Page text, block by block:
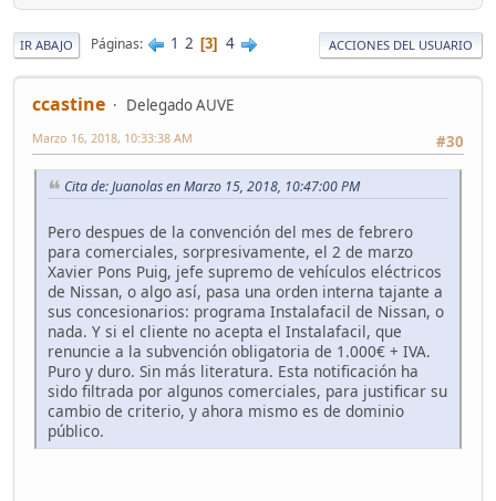
IR ABAJO Páginas 1 2 3 4 ACCIONES DEL USUARIO
ccastine
Delegado AUVE
#30
Marzo 16, 2018, 10:33:38 AM
Cita de: Juanolas en Marzo 15, 2018, 10:47:00 PM
Pero despues de la convención del mes de febrero
para comerciales, sorpresivamente, el 2 de marzo
Xavier Pons Puig, jefe supremo de vehículos eléctricos
de Nissan, o algo así, pasa una orden interna tajante a
sus concesionarios: programa Instalafacil de Nissan, o
nada. Y si el cliente no acepta el Instalafacil, que
renuncie a la subvención obligatoria de 1.000€ + IVA.
Puro y duro. Sin más literatura. Esta notificación ha
sido filtrada por algunos comerciales, para justificar su
cambio de criterio, y ahora mismo es de dominio
público.